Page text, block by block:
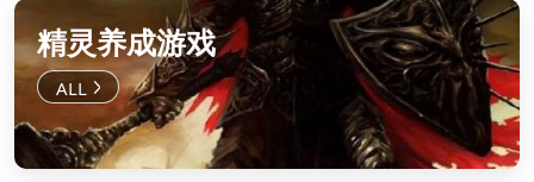
精灵养成游戏